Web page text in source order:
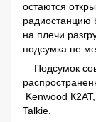
остаются
радиостанцию
на плечи
подсумка не
Подсумок
Kenwood
Talkie.